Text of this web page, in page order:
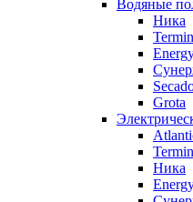
Водяные
Ника
Grota
Ника